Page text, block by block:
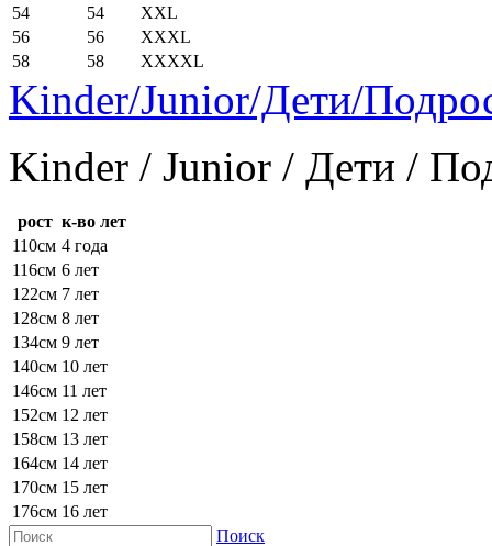
54
54
XXL
56
56
XXXL
58
58 XXXXL
Kinder/Junior/Дети/
Kinder / Junior / Дети /
рост к-во лет
110см 4 года
116см 6 лет
122см 7 лет
128см 8 лет
134см 9 лет
140см 10 лет
146см 11 лет
152см 12 лет
158см 13 лет
164см 14 лет
170см 15 лет
176см 16 лет
Поиск